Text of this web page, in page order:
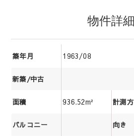
物件詳細
築年月 1963/08
新築/中古
面積 936.52m² 計測
バルコニー 向き